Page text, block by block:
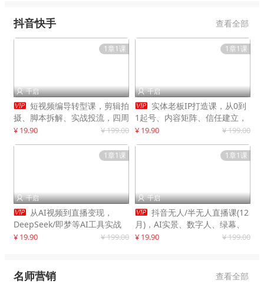
抖音快手 查看全部
1章1课
 千启
 短视频编导转型课，剪辑拍
摄、脚本拆解、实战投流，四周
系统教学，快速入行月入2w+
¥ 19.90 ¥ 199.00
1章1课
 千启
 实体老板IP打造课，从0到
1起号、内容矩阵、信任建立，
打造门店IP，稳定获客增收
¥ 19.90 ¥ 199.00
1章1课
 千启
 从AI视频到直播变现，
DeepSeek/即梦等AI工具实战
教学，生产爆款视频，打造高流
¥ 19.90 ¥ 199.00
1章1课
 千启
 抖音无人/半无人直播课(12
月)，AI实景、数字人、绿幕、
多种玩法、24小时自动盈利
¥ 19.90 ¥ 199.00
名师营销 查看全部